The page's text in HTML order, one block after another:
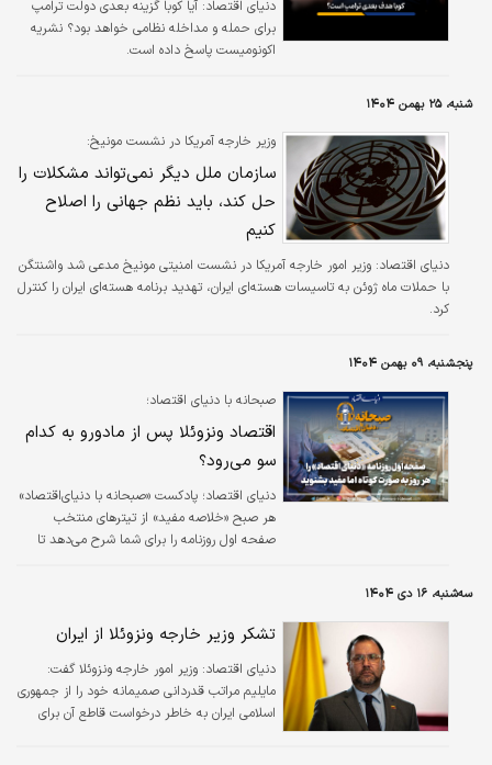
دنیای اقتصاد: آیا کوبا گزینه بعدی دولت ترامپ
برای حمله و مداخله نظامی خواهد بود؟ نشریه
اکونومیست پاسخ داده است.
شنبه، ۲۵ بهمن ۱۴۰۴
وزیر خارجه آمریکا در نشست مونیخ:
سازمان ملل دیگر نمی‌تواند مشکلات را
حل کند، باید نظم جهانی را اصلاح
کنیم
دنیای اقتصاد: وزیر امور خارجه آمریکا در نشست امنیتی مونیخ مدعی شد واشنتگن
با حملات ماه ژوئن به تاسیسات هسته‌ای ایران، تهدید برنامه هسته‌ای ایران را کنترل
کرد.
پنجشنبه، ۰۹ بهمن ۱۴۰۴
صبحانه با دنیای اقتصاد؛
اقتصاد ونزوئلا پس از مادورو به کدام‌
سو می‌رود؟
دنیای اقتصاد؛ پادکست «صبحانه با دنیای‌اقتصاد»
هر صبح «خلاصه مفید» از تیترهای منتخب
صفحه اول روزنامه را برای شما شرح می‌دهد تا
سه‌شنبه، ۱۶ دی ۱۴۰۴
تشکر وزیر خارجه ونزوئلا از ایران
دنیای اقتصاد: وزیر امور خارجه ونزوئلا گفت:
مایلیم مراتب قدردانی صمیمانه خود را از جمهوری
اسلامی ایران به خاطر درخواست قاطع آن برای